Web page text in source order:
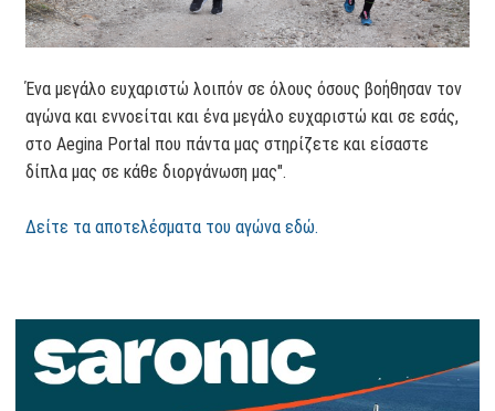
Ένα μεγάλο ευχαριστώ λοιπόν σε όλους όσους βοήθησαν τον
αγώνα και εννοείται και ένα μεγάλο ευχαριστώ και σε εσάς,
στο Aegina Portal που πάντα μας στηρίζετε και είσαστε
δίπλα μας σε κάθε διοργάνωση μας".
Δείτε τα αποτελέσματα του αγώνα εδώ.